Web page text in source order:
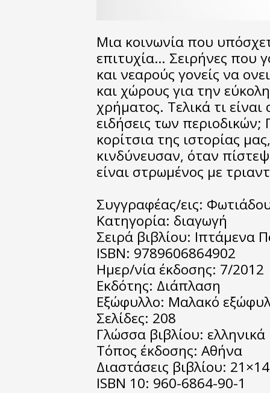
Μια κοινωνία που
επιτυχία… Σειρήνες που
και νεαρούς γονείς να
και χώρους για την
χρήματος. Τελικά τι
ειδήσεις των
κορίτσια της ιστορίας
κινδύνευσαν, όταν
είναι στρωμένος με
Συγγραφέας/εις:
Κατηγορία: διαγωγή
Σειρά βιβλίου: Ιπτάμενα
ISBN: 9789606864902
Ημερ/νία έκδοσης: 7/2012
Εκδότης: Διάπλαση
Εξώφυλλο: Μαλακό
Σελίδες: 208
Γλώσσα βιβλίου: ελληνικά
Τόπος έκδοσης: Αθήνα
Διαστάσεις βιβλίου:
ISBN 10: 960-6864-90-1